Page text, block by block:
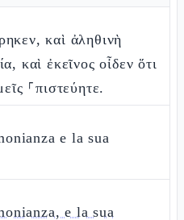
καὶ ἀληθινὴ
καὶ ἐκεῖνος οἶδεν ὅτι
⸀πιστεύητε.
e la sua
e la sua